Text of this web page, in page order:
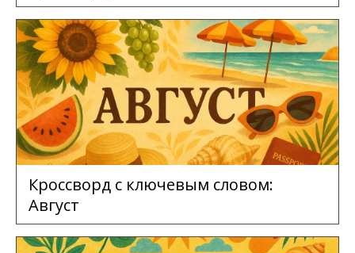
Кроссворд с ключевым словом:
Август